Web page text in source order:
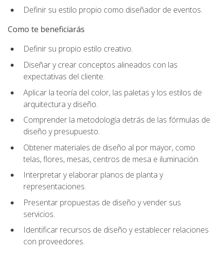
Definir su estilo propio como diseñador de eventos.
Como te beneficiarás
Definir su propio estilo creativo.
Diseñar y crear conceptos alineados con las
expectativas del cliente.
Aplicar la teoría del color, las paletas y los estilos de
arquitectura y diseño.
Comprender la metodología detrás de las fórmulas de
diseño y presupuesto.
Obtener materiales de diseño al por mayor, como
telas, flores, mesas, centros de mesa e iluminación.
Interpretar y elaborar planos de planta y
representaciones.
Presentar propuestas de diseño y vender sus
servicios.
Identificar recursos de diseño y establecer relaciones
con proveedores.